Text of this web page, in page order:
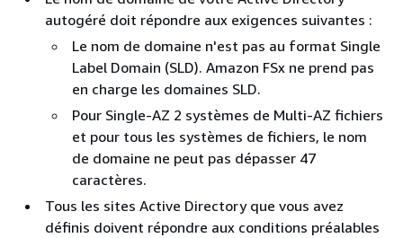
autogéré doit répondre aux exigences suivantes :
Le nom de domaine n'est pas au format Single
Label Domain (SLD). Amazon FSx ne prend pas
en charge les domaines SLD.
Pour Single-AZ 2 systèmes de Multi-AZ fichiers
et pour tous les systèmes de fichiers, le nom
de domaine ne peut pas dépasser 47
caractères.
Tous les sites Active Directory que vous avez
définis doivent répondre aux conditions préalables